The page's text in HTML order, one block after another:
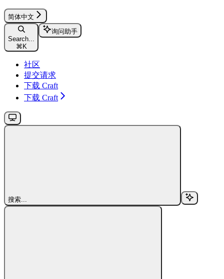
简体中文
Search...
⌘ K
询问助手
社区
提交请求
下载 Craft
下载 Craft
搜索...